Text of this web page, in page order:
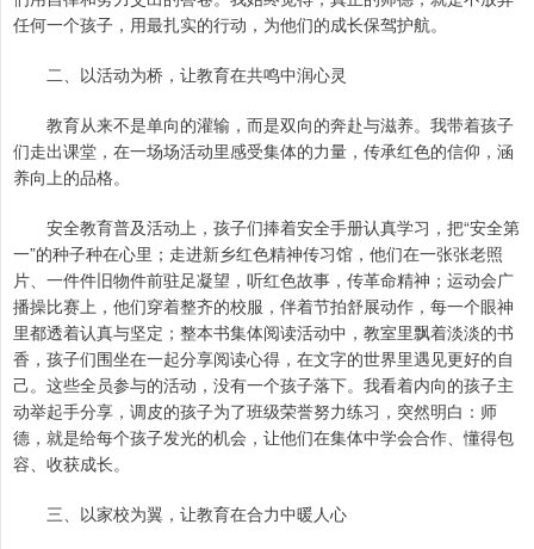
任何一个孩子，用最扎实的行动，为他们的成长保驾护航。
二、以活动为桥，让教育在共鸣中润心灵
教育从来不是单向的灌输，而是双向的奔赴与滋养。我带着孩子
们走出课堂，在一场场活动里感受集体的力量，传承红色的信仰，涵
养向上的品格。
安全教育普及活动上，孩子们捧着安全手册认真学习，把“安全第
一”的种子种在心里；走进新乡红色精神传习馆，他们在一张张老照
片、一件件旧物件前驻足凝望，听红色故事，传革命精神；运动会广
播操比赛上，他们穿着整齐的校服，伴着节拍舒展动作，每一个眼神
里都透着认真与坚定；整本书集体阅读活动中，教室里飘着淡淡的书
香，孩子们围坐在一起分享阅读心得，在文字的世界里遇见更好的自
己。这些全员参与的活动，没有一个孩子落下。我看着内向的孩子主
动举起手分享，调皮的孩子为了班级荣誉努力练习，突然明白：师
德，就是给每个孩子发光的机会，让他们在集体中学会合作、懂得包
容、收获成长。
三、以家校为翼，让教育在合力中暖人心